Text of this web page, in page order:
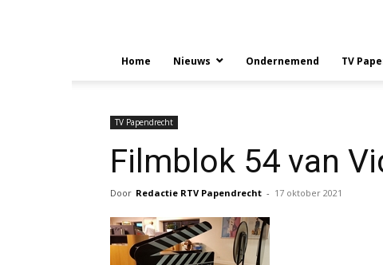
Home Nieuws Ondernemend TV
TV Papendrecht
Filmblok 54 van
Door Redactie RTV Papendrecht - 17 oktober 2021